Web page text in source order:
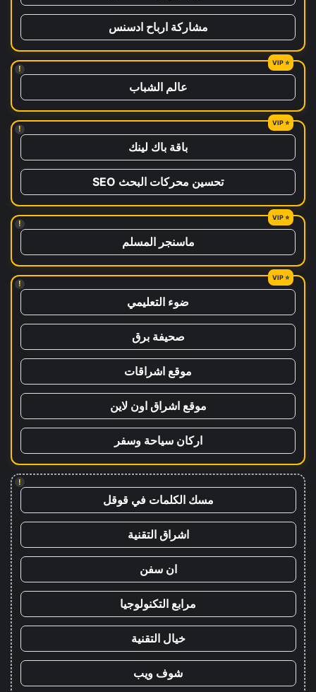
مشاركة ارباح ادسنس
!
عالم الشباب
!
باقة باك لينك
تحسين محركات البحث SEO
!
ماسنجر المسلم
!
ضوء التعليمي
صحيفة برق
موقع اشراقات
موقع اشراق اون لاين
اركان سياحة وسفر
!
مسك الكلمات في قوقل
اشراق التقنية
ان سفن
مرابع التكنولوجيا
خيال التقنية
شوف ويب